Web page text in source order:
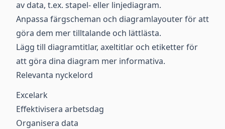
av data, t.ex. stapel- eller linjediagram.
Anpassa färgscheman och diagramlayouter för att
göra dem mer tilltalande och lättlästa.
Lägg till diagramtitlar, axeltitlar och etiketter för
att göra dina diagram mer informativa.
Relevanta nyckelord
Excelark
Effektivisera arbetsdag
Organisera data